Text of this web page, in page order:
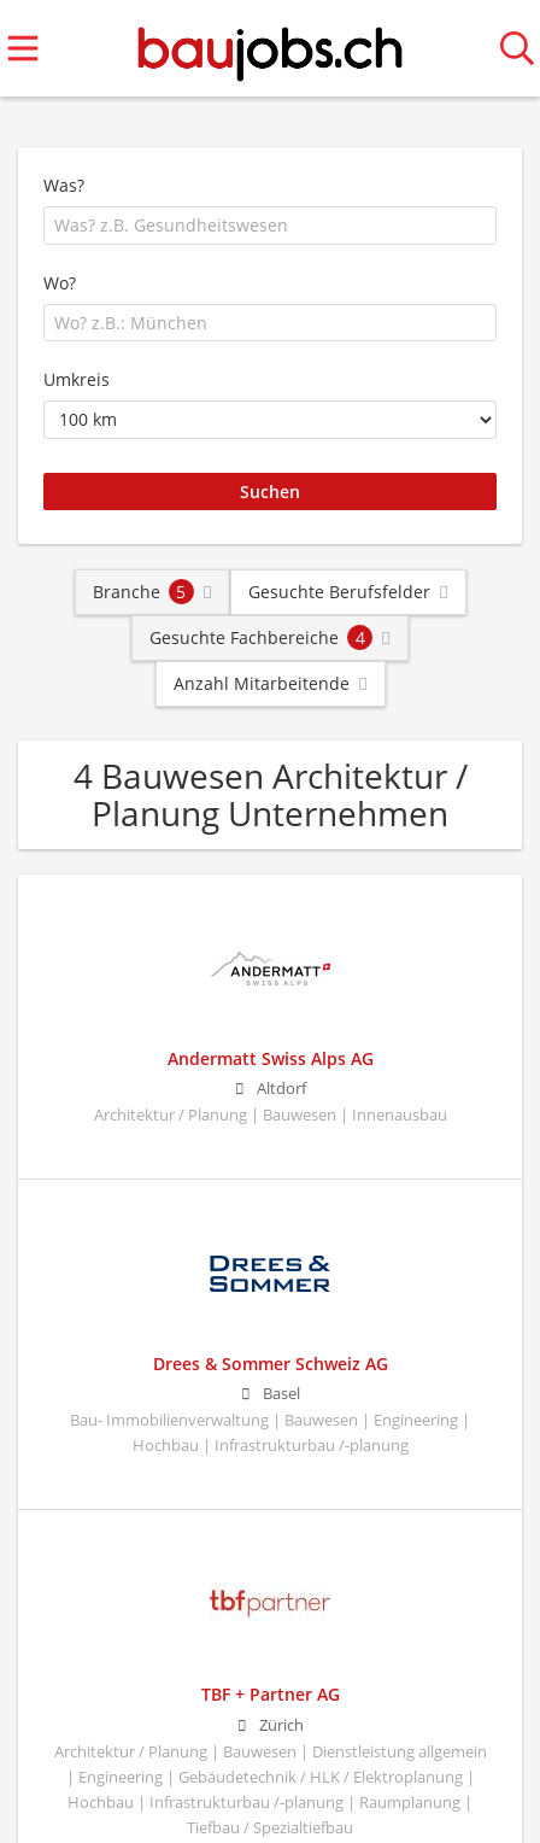
Was?
Wo?
Umkreis
Branche 5
Gesuchte Berufsfelder
Gesuchte Fachbereiche
4
Anzahl Mitarbeitende
4 Bauwesen Architektur /
Planung Unternehmen
Andermatt Swiss Alps AG
Altdorf
Architektur / Planung | Bauwesen | Innenausbau
Drees & Sommer Schweiz AG
Basel
Bau- Immobilienverwaltung | Bauwesen | Engineering |
Hochbau | Infrastrukturbau /-planung
TBF + Partner AG
Zürich
Architektur / Planung | Bauwesen | Dienstleistung allgemein
| Engineering | Gebäudetechnik / HLK / Elektroplanung |
Hochbau | Infrastrukturbau /-planung | Raumplanung |
Tiefbau / Spezialtiefbau